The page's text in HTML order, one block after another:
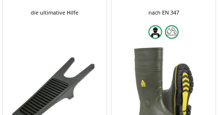
die ultimative Hilfe nach EN 347